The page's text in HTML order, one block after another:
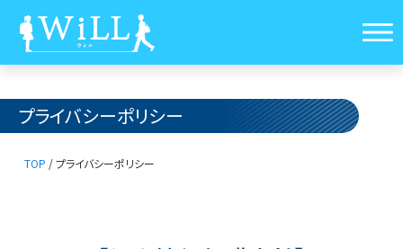
プライバシーポリシー
TOP /プライバシーポリシー